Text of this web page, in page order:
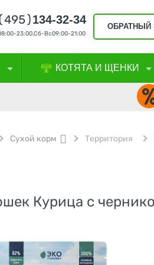
134-32-34
23:00,Сб-Вс09:00-21:00
ОБРАТНЫЙ
КОТЯТА И ЩЕНКИ
Сухой корм Территория
Курица с